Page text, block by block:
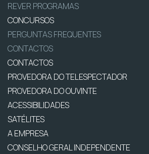
REVER PROGRAMAS
CONCURSOS
PERGUNTAS FREQUENTES
CONTACTOS
CONTACTOS
PROVEDORA DO TELESPECTADOR
PROVEDORA DO OUVINTE
ACESSIBILIDADES
SATÉLITES
A EMPRESA
CONSELHO GERAL INDEPENDENTE